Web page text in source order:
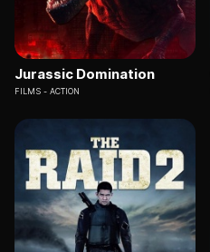
Jurassic Domination
FILMS ACTION